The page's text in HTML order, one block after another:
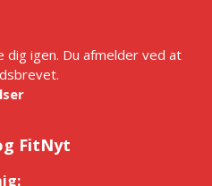
dig igen. Du afmelder ved at
FitNyt